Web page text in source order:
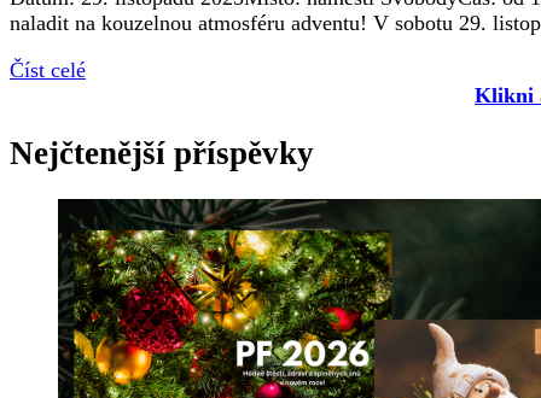
naladit na kouzelnou atmosféru adventu! V sobotu 29.
Číst celé
Klikni
Nejčtenější příspěvky